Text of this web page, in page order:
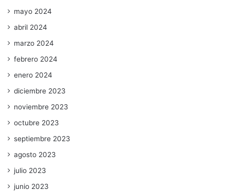
mayo 2024
abril 2024
marzo 2024
febrero 2024
enero 2024
diciembre 2023
noviembre 2023
octubre 2023
septiembre 2023
agosto 2023
julio 2023
junio 2023